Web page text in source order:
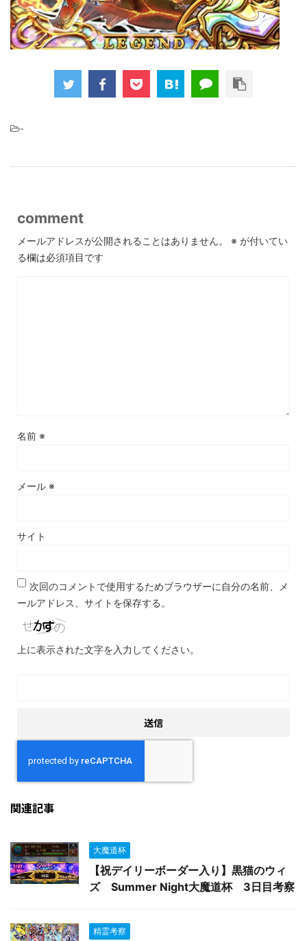
-
comment
メールアドレスが公開されることはありません。 ※ が付いてい
る欄は必須項目です
名前 ※
メール ※
サイト
次回のコメントで使用するためブラウザーに自分の名前、メ
ールアドレス、サイトを保存する。
上に表示された文字を入力してください。
関連記事
大魔道杯
【祝デイリーボーダー入り】黒猫のウィ
ズ Summer Night大魔道杯 3日目考察
精霊考察